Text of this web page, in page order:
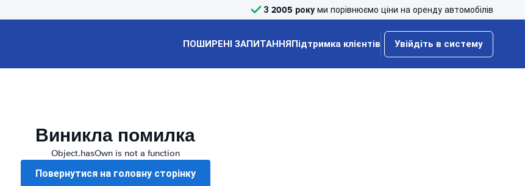
З 2005 року ми порівнюємо ціни на оренду автомобілів
ПОШИРЕНІ ЗАПИТАННЯПідтримка клієнтів Увійдіть в систему
Виникла помилка
Object.hasOwn is not a function
Повернутися на головну сторінку